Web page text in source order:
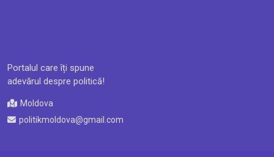
Portalul care îți spune
adevărul despre politică!
Moldova
politikmoldova@gmail.com